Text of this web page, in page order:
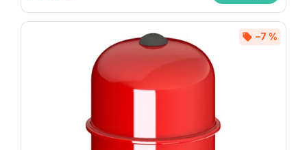
–7 %